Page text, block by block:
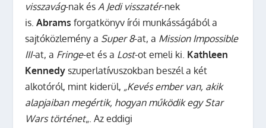
visszavág-nak ésA Jedi visszatér-nek
is.Abrams forgatkönyv írói munkásságából a
sajtóközlemény a Super 8-at, a Mission Impossible
III-at, a Fringe-et és a Lost-ot emeli ki. Kathleen
Kennedy szuperlatívuszokban beszél a két
alkotóról, mint kiderül, „Kevés ember van, akik
alapjaiban megértik, hogyan működik egy Star
Wars történet„. Az eddigi